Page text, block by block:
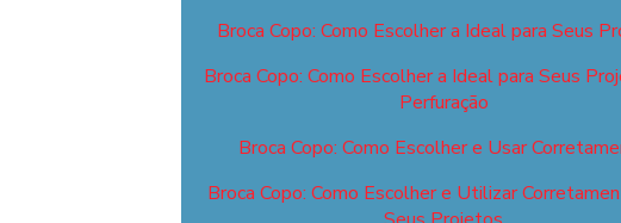
Broca Copo: Como Escolher a Ideal para Seus
Broca Copo: Como Escolher a Ideal para Seus
Perfuração
Broca Copo: Como Escolher e Usar
Broca Copo: Como Escolher e Utilizar